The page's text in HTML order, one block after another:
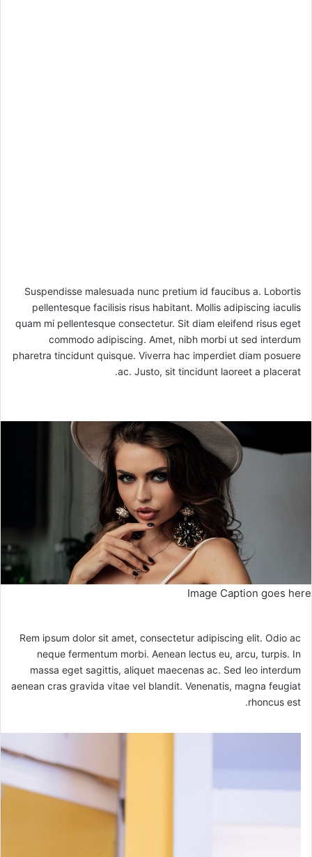
Suspendisse malesuada nunc pretium id faucibus a. Lobortis
pellentesque facilisis risus habitant. Mollis adipiscing iaculis
quam mi pellentesque consectetur. Sit diam eleifend risus eget
commodo adipiscing. Amet, nibh morbi ut sed interdum
pharetra tincidunt quisque. Viverra hac imperdiet diam posuere
ac. Justo, sit tincidunt laoreet a placerat.
Image Caption goes here
Rem ipsum dolor sit amet, consectetur adipiscing elit. Odio ac
neque fermentum morbi. Aenean lectus eu, arcu, turpis. In
massa eget sagittis, aliquet maecenas ac. Sed leo interdum
aenean cras gravida vitae vel blandit. Venenatis, magna feugiat
rhoncus est.